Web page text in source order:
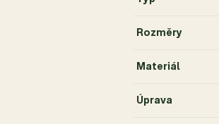
Rozměry
Materiál
Úprava